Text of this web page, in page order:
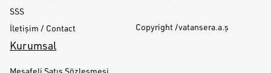
SSS
İletişim / Contact
Copyright /vatansera.a.ş
Kurumsal
Mesafeli Satış Sözleşmesi